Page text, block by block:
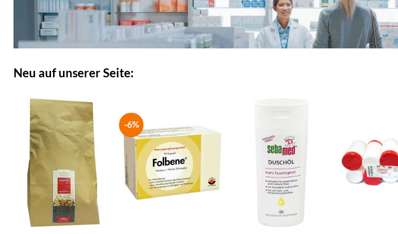
Neu auf unserer Seite:
-6%